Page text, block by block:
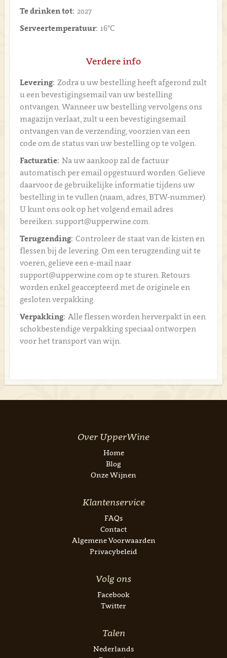
Te drinken tot: 2027
Serveertemperatuur: 16°C
Verdere info
Levering: Zodra u uw bestelling heeft afgerond zult
u een bevestigingsemail van uw bestelling
ontvangen. Wanneer uw bestelling vervolgens ons
magazijn verlaat, zult u een bevestigingsemail
ontvangen van de verzending, voorzien van een
code om de status van uw bestelling op te volgen.
Facturatie: Na uw aankoop zal de factuur
automatisch per email opgestuurd worden. Gelieve
daarvoor de gebruikelijke informatie tijdens uw
bestelling in te vullen (naam, adres, BTW-nummer).
U kunt ons ook op het volgend email adres
bereiken: support@upperwine.com.
Terugzending: Controleer de staat van de kisten en
flessen bij de levering. Om een terugzending uit te
voeren, gelieve een e-mail naar
support@upperwine.com op te sturen. Retours
worden enkel geaccepteerd met de originele en
gesloten verpakking.
Verpakking: Alle flessen worden herverpakt in een
schokbestendige verpakking speciaal ontworpen
voor het transport van wijn.
Over UpperWine
Home
Blog
Onze Wijnen
Klantenservice
FAQs
Contact
Algemene Voorwaarden
Privacybeleid
Volg ons
Facebook
Twitter
Talen
Nederlands